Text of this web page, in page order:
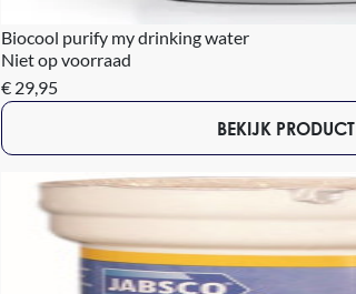
Biocool purify my drinking water
Niet op voorraad
€ 29,95
BEKIJK PRODUCT